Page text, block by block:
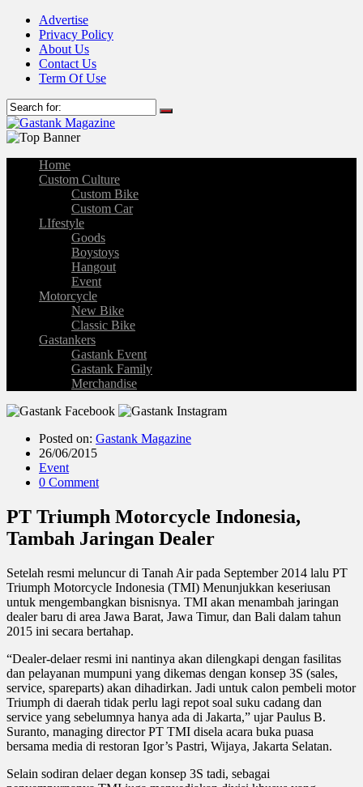
Advertise
Privacy Policy
About Us
Contact Us
Term Of Use
Home
Custom Culture
Custom Bike
Custom Car
LIfestyle
Goods
Boystoys
Hangout
Event
Motorcycle
New Bike
Classic Bike
Gastankers
Gastank Event
Gastank Family
Merchandise
Posted on: Gastank Magazine
26/06/2015
Event
0 Comment
PT Triumph Motorcycle Indonesia,
Tambah Jaringan Dealer
Setelah resmi meluncur di Tanah Air pada September 2014 lalu PT
Triumph Motorcycle Indonesia (TMI) Menunjukkan keseriusan
untuk mengembangkan bisnisnya. TMI akan menambah jaringan
dealer baru di area Jawa Barat, Jawa Timur, dan Bali dalam tahun
2015 ini secara bertahap.
“Dealer-delaer resmi ini nantinya akan dilengkapi dengan fasilitas
dan pelayanan mumpuni yang dikemas dengan konsep 3S (sales,
service, spareparts) akan dihadirkan. Jadi untuk calon pembeli motor
Triumph di daerah tidak perlu lagi repot soal suku cadang dan
service yang sebelumnya hanya ada di Jakarta,” ujar Paulus B.
Suranto, managing director PT TMI disela acara buka puasa
bersama media di restoran Igor’s Pastri, Wijaya, Jakarta Selatan.
Selain sodiran delaer degan konsep 3S tadi, sebagai